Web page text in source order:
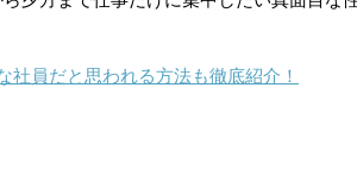
員だと思われる方法も徹底紹介！